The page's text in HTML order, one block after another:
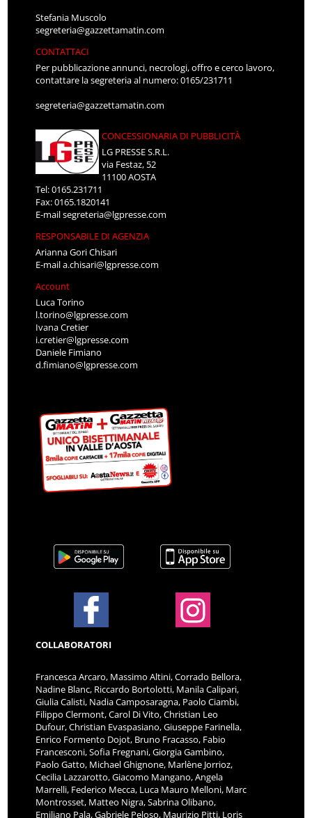
Stefania Muscolo
segreteria@gazzettamatin.com
CONTATTACI
Per pubblicazione annunci, necrologi, offro e cerco lavoro,
contattare la segreteria al numero: 0165/231711
segreteria@gazzettamatin.com
CONCESSIONARIA DI PUBBLICITÀ
LG PRESSE S.R.L.
via Festaz, 52
11100 AOSTA
Tel: 0165.231711
Fax: 0165.1820141
E-mailsegreteria@lgpresse.com
RESPONSABILE DI AGENZIA
Arianna Gori Chisari
E-maila.chisari@lgpresse.com
Account
Luca Torino
l.torino@lgpresse.com
Ivana Cretier
i.cretier@lgpresse.com
Daniele Fimiano
d.fimiano@lgpresse.com
COLLABORATORI
Francesca Arcaro, Massimo Altini, Corrado Bellora,
Nadine Blanc, Riccardo Bortolotti, Manila Calipari,
Giulia Calisti, Nadia Camposaragna, Paolo Ciambi,
Filippo Clermont, Carol Di Vito, Christian Leo
Dufour, Christian Evaspasiano, Giuseppe Farinella,
Enrico Formento Dojot, Bruno Fracasso, Fabio
Francesconi, Sofia Fregnani, Giorgia Gambino,
Paolo Gatto, Michael Ghignone, Marlène Jorrioz,
Cecilia Lazzarotto, Giacomo Mangano, Angela
Marrelli, Federico Mecca, Luca Mauro Melloni, Marc
Montrosset, Matteo Nigra, Sabrina Olibano,
Emiliano Pala, Gabriele Peloso, Maurizio Pitti, Loris